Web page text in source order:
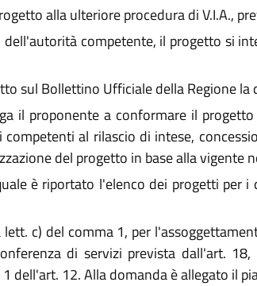
alla ulteriore procedura di V.I.A.,
competente, il progetto si
sul Bollettino Ufficiale della Regione la
il proponente a conformare il
al rilascio di intese,
del progetto in base alla vigente
è riportato l'elenco dei progetti per i
c) del comma 1, per
di servizi prevista dall'art.
dell'art. 12. Alla domanda è allegato il